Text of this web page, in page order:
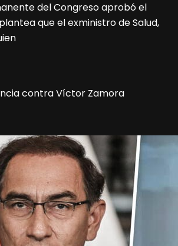
del Congreso aprobó el
que el exministro de Salud,